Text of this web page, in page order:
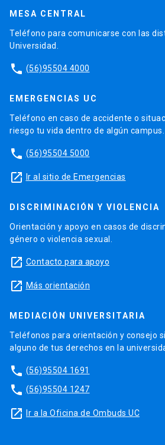
MESA CENTRAL
Teléfono para comunicarse con las
Universidad.
phone (56)95504 4000
EMERGENCIAS UC
Teléfono en caso de accidente o
riesgo tu vida dentro de algún campus.
phone (56)95504 5000
launch Ir al sitio de Emergencias
DISCRIMINACIÓN Y VIOLENCIA
Orientación y apoyo en casos de
género o violencia sexual.
launch Contacto para apoyo
launch Más orientación
MEDIACIÓN UNIVERSITARIA
Teléfonos para orientación y consejo
alguno de tus derechos en la
phone (56)95504 1691
phone (56)95504 1247
launch Ir a la Oficina de Ombuds UC